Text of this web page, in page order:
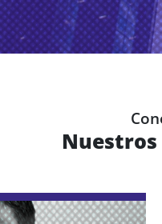
Nuestros